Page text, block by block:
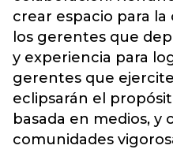
crear espacio para la
los gerentes que
y experiencia para
gerentes que
eclipsarán el
basada en medios, y
comunidades